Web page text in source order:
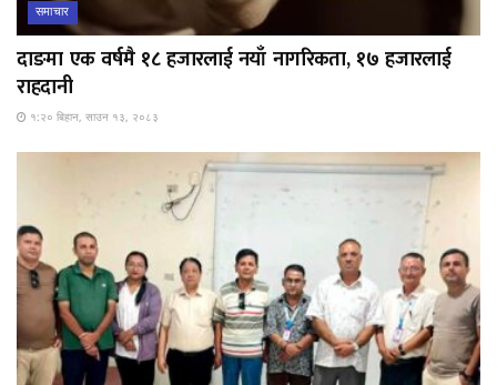
समाचार
दाङमा एक वर्षमै १८ हजारलाई नयाँ नागरिकता, १७ हजारलाई
राहदानी
१:२० बिहान, साउन १३, २०८३